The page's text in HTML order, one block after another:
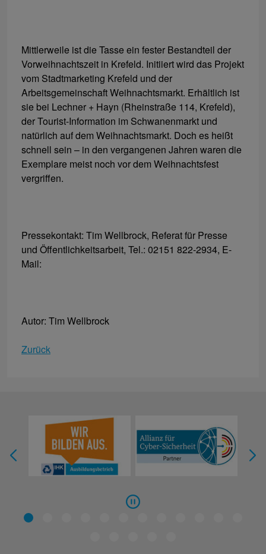
Mittlerweile ist die Tasse ein fester Bestandteil der
Vorweihnachtszeit in Krefeld. Initiiert wird das Projekt
vom Stadtmarketing Krefeld und der
Arbeitsgemeinschaft Weihnachtsmarkt. Erhältlich ist
sie bei Lechner + Hayn (Rheinstraße 114, Krefeld),
der Tourist-Information im Schwanenmarkt und
natürlich auf dem Weihnachtsmarkt. Doch es heißt
schnell sein – in den vergangenen Jahren waren die
Exemplare meist noch vor dem Weihnachtsfest
vergriffen.
Pressekontakt: Tim Wellbrock, Referat für Presse
und Öffentlichkeitsarbeit, Tel.: 02151 822-2934, E-
Mail:
Autor: Tim Wellbrock
Zurück